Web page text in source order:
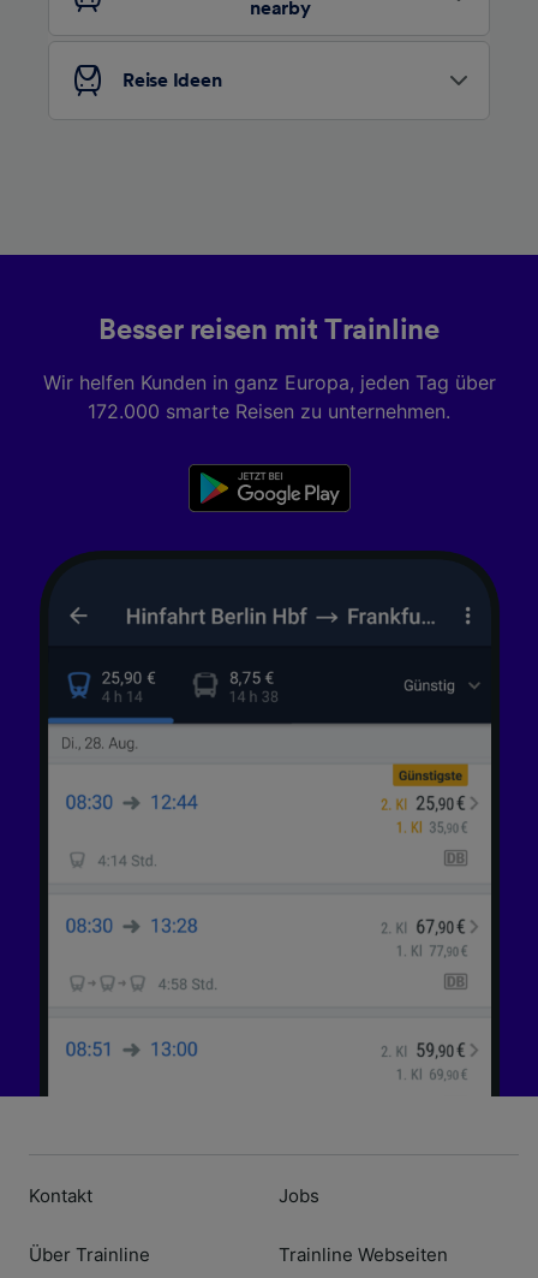
nearby
Reise Ideen
Besser reisen mit Trainline
Wir helfen Kunden in ganz Europa, jeden Tag über
172.000 smarte Reisen zu unternehmen.
Kontakt
Über Trainline
Jobs
Trainline Webseiten
Liste der Partner (Lieferanten)